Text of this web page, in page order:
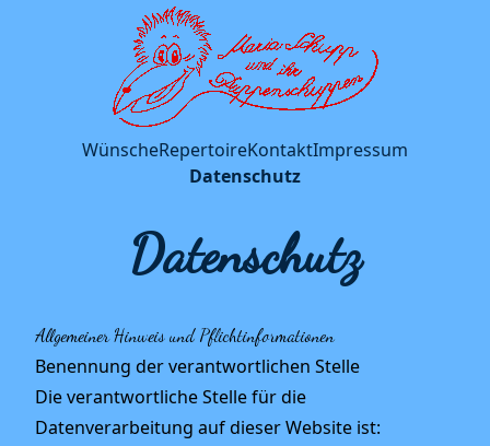
WünscheRepertoireKontaktImpressum
Datenschutz
Datenschutz
Allgemeiner Hinweis und Pflichtinformationen
Benennung der verantwortlichen Stelle
Die verantwortliche Stelle für die
Datenverarbeitung auf dieser Website ist: